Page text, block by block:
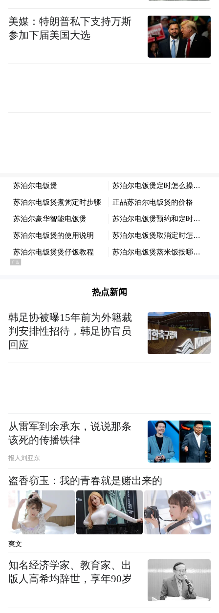
和瑞林，男，1963年5月出生，中国国籍，无
境外永久居留权。1982年7月毕业于合肥工业
大学，本科学历。1982年8月至1997年6月就
职于济南二机床集团有限公司，历任助理工
程师、工程师、设计室主任、高级工程师；
1997年7月为自由职业者；1997年8月至1999
师；1999年7月至2000年3月，自由职业；
2000年4月至2018年5月任奥图科技执行董事
兼总经理；2007年6月至2015年5月任有限公
司执行董事兼总经理；2022年3月至2023年4
美媒：特朗普私下支持万斯
参加下届美国大选
热点新闻
韩足协被曝15年前为外籍裁
判安排性招待，韩足协官员
回应
从雷军到余承东，说说那条
该死的传播铁律
报人刘亚东
盗香窃玉：我的青春就是赌出来的
爽文
知名经济学家、教育家、出
版人高希均辞世，享年90岁